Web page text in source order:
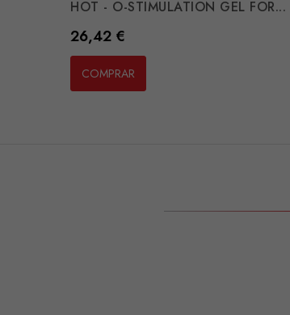
HOT - O-STIMULATION GEL FOR...
Preço
26,42 €
COMPRAR